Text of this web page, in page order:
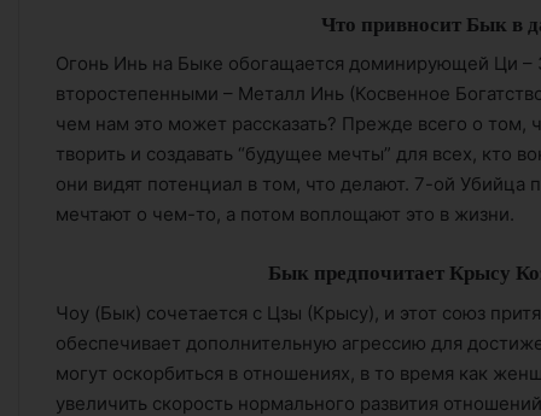
Что привносит Бык в
Огонь Инь на Быке обогащается доминирующей Ци
второстепенными – Металл Инь (Косвенное
чем нам это может рассказать? Прежде всего о том,
творить и создавать “будущее мечты” для всех, кто
они видят потенциал в том, что делают. 7-ой Убийца
мечтают о чем-то, а потом воплощают это в жизни.
Бык предпочитает Крысу
Чоу (Бык) сочетается с Цзы (Крысу), и этот союз
обеспечивает дополнительную агрессию для
могут оскорбиться в отношениях, в то время как
увеличить скорость нормального развития